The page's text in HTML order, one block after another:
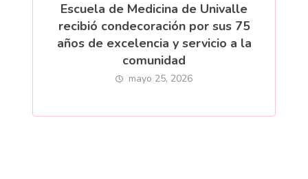
Escuela de Medicina de Univalle
recibió condecoración por sus 75
años de excelencia y servicio a la
comunidad
mayo 25, 2026